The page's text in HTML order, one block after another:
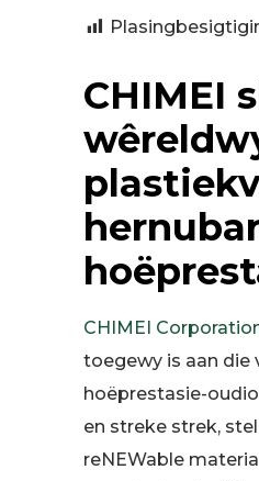
CHIMEI
CHIMEI
toegewy is aan die
hoëprestasie-
en streke strek,
reNEWable